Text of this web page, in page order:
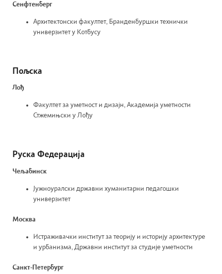
Сенфтенберг
Архитектонски факултет, Бранденбуршки технички
универзитет у Котбусу
Пољска
Лођ
Факултет за уметност и дизајн, Академија уметности
Стжемињски у Лођу
Руска Федерација
Чељабинск
Јужноуралски државни хуманитарни педагошки
универзитет
Москва
Истраживачки институт за теорију и историју архитектуре
и урбанизма, Државни институт за студије уметности
Санкт-Петербург